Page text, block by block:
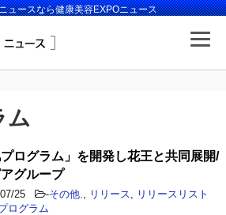
ュースなら健康美容EXPOニュース
ム
プログラム」を開発し花王と共同展開/
グループ
25 -その他. リリース
リリースリスト
ログラム